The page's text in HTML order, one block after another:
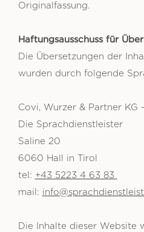
Originalfassung.
Haftungsausschuss für
Die Übersetzungen der
wurden durch folgende
Covi, Wurzer & Partner KG
Die Sprachdienstleister
Saline 20
6060 Hall in Tirol
tel: +43 5223 4 63 83
mail:
Die Inhalte dieser Website